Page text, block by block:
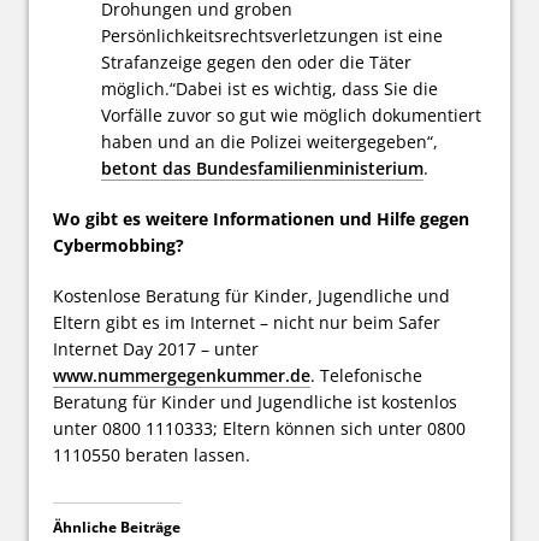
Drohungen und groben
Persönlichkeitsrechtsverletzungen ist eine
Strafanzeige gegen den oder die Täter
möglich.“Dabei ist es wichtig, dass Sie die
Vorfälle zuvor so gut wie möglich dokumentiert
haben und an die Polizei weitergegeben“,
betont das Bundesfamilienministerium.
Wo gibt es weitere Informationen und Hilfe gegen
Cybermobbing?
Kostenlose Beratung für Kinder, Jugendliche und
Eltern gibt es im Internet – nicht nur beim Safer
Internet Day 2017 – unter
www.nummergegenkummer.de. Telefonische
Beratung für Kinder und Jugendliche ist kostenlos
unter 0800 1110333; Eltern können sich unter 0800
1110550 beraten lassen.
Ähnliche Beiträge